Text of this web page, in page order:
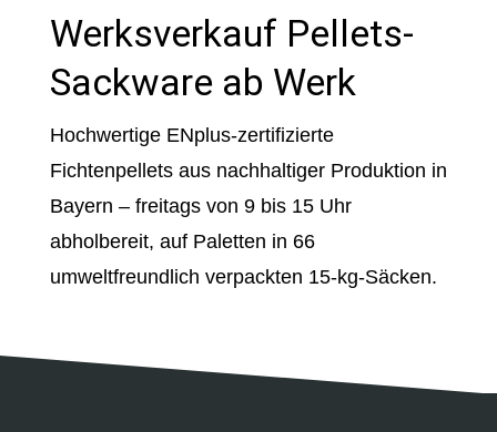
Werksverkauf Pellets-
Sackware ab Werk
Hochwertige ENplus-zertifizierte
Fichtenpellets aus nachhaltiger Produktion in
Bayern – freitags von 9 bis 15 Uhr
abholbereit, auf Paletten in 66
umweltfreundlich verpackten 15-kg-Säcken.